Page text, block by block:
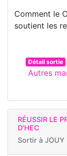
Comment le
soutient les
Détail sortie
Autres
RÉUSSIR LE
D'HEC
Sortir à JOUY